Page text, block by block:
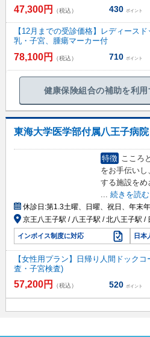
47,300円 （税込） 430 ポイント
【12月までの受診価格】レディース
乳・子宮、腫瘍マーカー付
78,100円 （税込） 710 ポイント
健康保険組合の補助を利
東海大学医学部付属八王子病院
特徴
こころ
をお手伝いし
する施設をめ
続きを読
休診日:第1.3土曜、日曜、祝日、年末
京王八王子駅 / 八王子駅 / 北八王子駅 /
インボイス制度に対応 日本
【女性用プラン】日帰り人間ドック
査・子宮検査)
57,200円 （税込） 520 ポイント